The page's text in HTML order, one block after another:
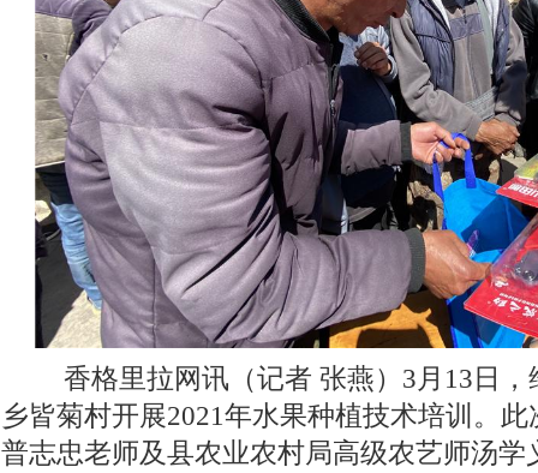
香格里拉网讯（记者 张燕） 3月13日
乡皆菊村开展2021年水果种植技术培训。
普志忠老师及县农业农村局高级农艺师汤学